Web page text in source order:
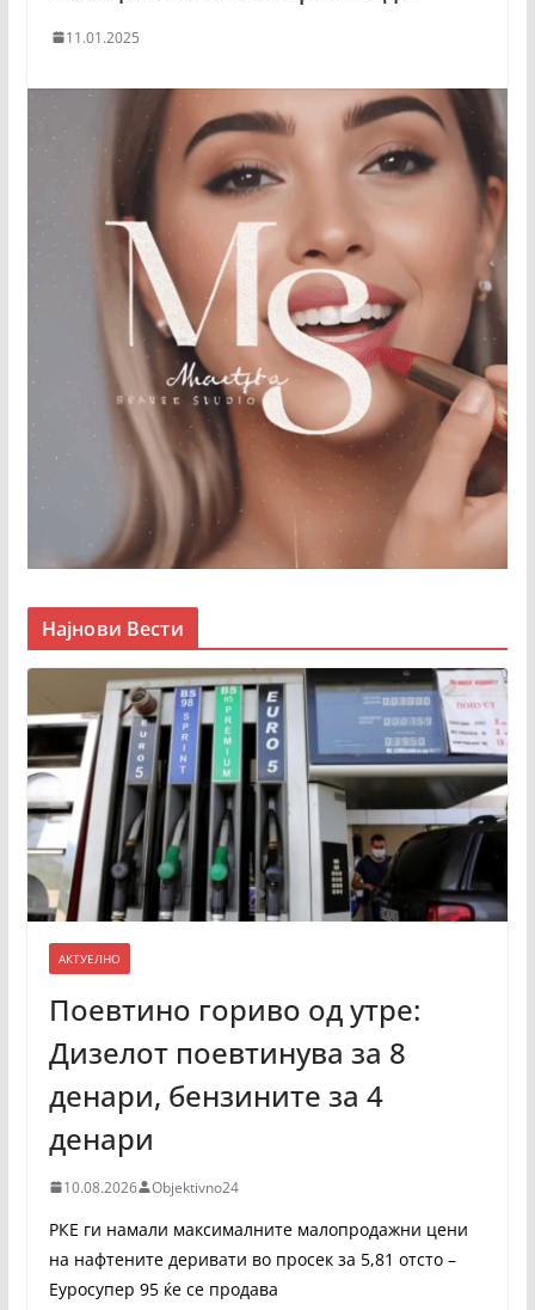
11.01.2025
Најнови Вести
АКТУЕЛНО
Поевтино гориво од утре:
Дизелот поевтинува за 8
денари, бензините за 4
денари
10.08.2026 Objektivno24
РКЕ ги намали максималните малопродажни цени
на нафтените деривати во просек за 5,81 отсто –
Еуросупер 95 ќе се продава